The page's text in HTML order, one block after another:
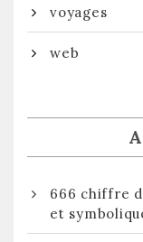
voyages
web
666 chiffre
et